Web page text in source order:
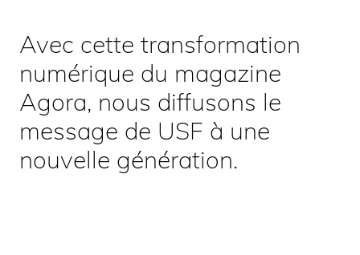
Avec cette transformation
numérique du magazine
Agora, nous diffusons le
message de USF à une
nouvelle génération.